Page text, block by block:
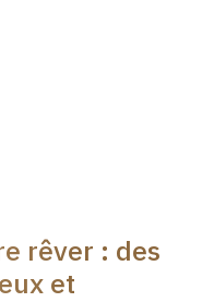
rêver : des
et